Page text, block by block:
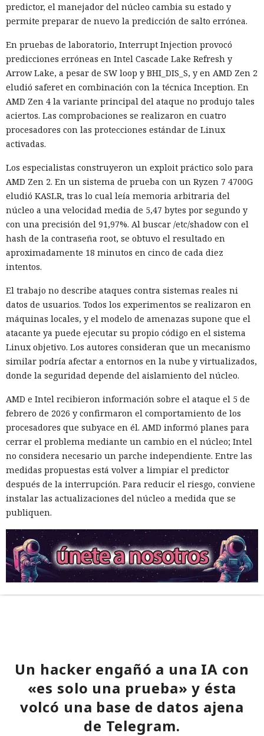
predictor, el manejador del núcleo cambia su estado y
permite preparar de nuevo la predicción de salto errónea.
En pruebas de laboratorio, Interrupt Injection provocó
predicciones erróneas en Intel Cascade Lake Refresh y
Arrow Lake, a pesar de SW loop y BHI_DIS_S, y en AMD Zen 2
eludió saferet en combinación con la técnica Inception. En
AMD Zen 4 la variante principal del ataque no produjo tales
aciertos. Las comprobaciones se realizaron en cuatro
procesadores con las protecciones estándar de Linux
activadas.
Los especialistas construyeron un exploit práctico solo para
AMD Zen 2. En un sistema de prueba con un Ryzen 7 4700G
eludió KASLR, tras lo cual leía memoria arbitraria del
núcleo a una velocidad media de 5,47 bytes por segundo y
con una precisión del 91,97%. Al buscar /etc/shadow con el
hash de la contraseña root, se obtuvo el resultado en
aproximadamente 18 minutos en cinco de cada diez
intentos.
El trabajo no describe ataques contra sistemas reales ni
datos de usuarios. Todos los experimentos se realizaron en
máquinas locales, y el modelo de amenazas supone que el
atacante ya puede ejecutar su propio código en el sistema
Linux objetivo. Los autores consideran que un mecanismo
similar podría afectar a entornos en la nube y virtualizados,
donde la seguridad depende del aislamiento del núcleo.
AMD e Intel recibieron información sobre el ataque el 5 de
febrero de 2026 y confirmaron el comportamiento de los
procesadores que subyace en él. AMD informó planes para
cerrar el problema mediante un cambio en el núcleo; Intel
no considera necesario un parche independiente. Entre las
medidas propuestas está volver a limpiar el predictor
después de la interrupción. Para reducir el riesgo, conviene
instalar las actualizaciones del núcleo a medida que se
publiquen.
Un hacker engañó a una IA con
«es solo una prueba» y ésta
volcó una base de datos ajena
de Telegram.